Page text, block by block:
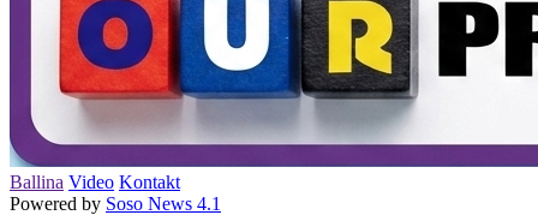
Ballina Video Kontakt
Powered by Soso News 4.1